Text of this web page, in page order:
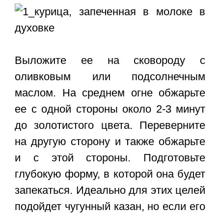
Выложите ее на сковороду с
оливковым или подсолнечным
маслом. На среднем огне обжарьте
ее с одной стороны около 2-3 минут
до золотистого цвета. Переверните
на другую сторону и также обжарьте
и с этой стороны. Подготовьте
глубокую форму, в которой она будет
запекаться. Идеально для этих целей
подойдет чугунный казан, но если его